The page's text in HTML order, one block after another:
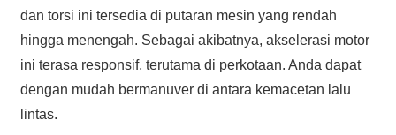
dan torsi ini tersedia di putaran mesin yang rendah
hingga menengah. Sebagai akibatnya, akselerasi motor
ini terasa responsif, terutama di perkotaan. Anda dapat
dengan mudah bermanuver di antara kemacetan lalu
lintas.